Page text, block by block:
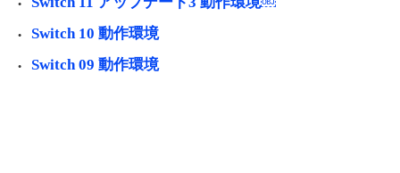
Switch 10 動作環境
Switch 09 動作環境